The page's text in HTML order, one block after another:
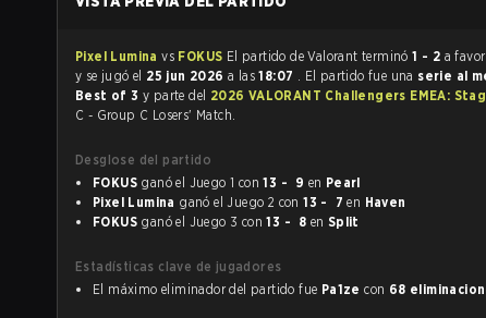
Pixel Luminavs FOKUS El partido de Valorant terminó1 - 2 a
y se jugó el 25 jun 2026 a las18:07 . El partido fue una serie al
Best of 3 y parte del 2026 VALORANT Challengers EMEA:
C - Group C Losers' Match.
Desglose del partido
FOKUS
ganó el Juego 1 con 13 - 9 en Pearl
Pixel Lumina
ganó el Juego 2 con 13 - 7 en Haven
FOKUS
ganó el Juego 3 con 13 - 8 en Split
Estadísticas clave de jugadores
El máximo eliminador del partido fue Pa1ze con 68